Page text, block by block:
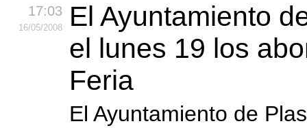
17:03
16/05/2008
El Ayuntamiento
el lunes 19 los
Feria
El Ayuntamiento de